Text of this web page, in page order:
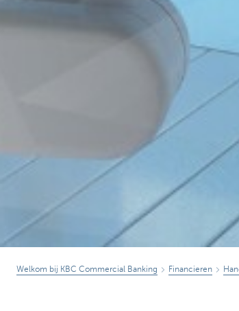
Welkom bij KBC Commercial Banking Financieren